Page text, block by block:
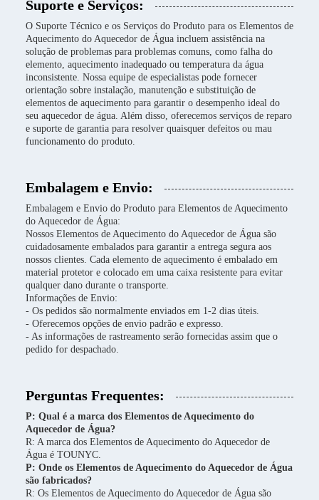
Suporte e Serviços:
O Suporte Técnico e os Serviços do Produto para os Elementos de
Aquecimento do Aquecedor de Água incluem assistência na
solução de problemas para problemas comuns, como falha do
elemento, aquecimento inadequado ou temperatura da água
inconsistente. Nossa equipe de especialistas pode fornecer
orientação sobre instalação, manutenção e substituição de
elementos de aquecimento para garantir o desempenho ideal do
seu aquecedor de água. Além disso, oferecemos serviços de reparo
e suporte de garantia para resolver quaisquer defeitos ou mau
funcionamento do produto.
Embalagem e Envio:
Embalagem e Envio do Produto para Elementos de Aquecimento
do Aquecedor de Água:
Nossos Elementos de Aquecimento do Aquecedor de Água são
cuidadosamente embalados para garantir a entrega segura aos
nossos clientes. Cada elemento de aquecimento é embalado em
material protetor e colocado em uma caixa resistente para evitar
qualquer dano durante o transporte.
Informações de Envio:
- Os pedidos são normalmente enviados em 1-2 dias úteis.
- Oferecemos opções de envio padrão e expresso.
- As informações de rastreamento serão fornecidas assim que o
pedido for despachado.
Perguntas Frequentes:
P: Qual é a marca dos Elementos de Aquecimento do
Aquecedor de Água?
R: A marca dos Elementos de Aquecimento do Aquecedor de
Água é TOUNYC.
P: Onde os Elementos de Aquecimento do Aquecedor de Água
são fabricados?
R: Os Elementos de Aquecimento do Aquecedor de Água são